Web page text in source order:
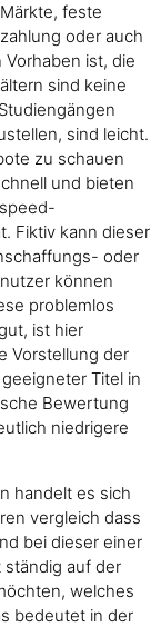
feste
oder auch
ist, die
sind keine
sind leicht.
zu schauen
und bieten
Fiktiv kann dieser
oder
können
problemlos
ist hier
Vorstellung der
Titel in
Bewertung
niedrigere
handelt es sich
vergleich dass
bei dieser einer
ständig auf der
welches
bedeutet in der